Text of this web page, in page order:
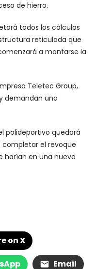
de hierro.
todos los cálculos
reticulada que
a montarse la
Teletec Group,
demandan una
polideportivo quedará
el revoque
harían en una nueva
on X
Email